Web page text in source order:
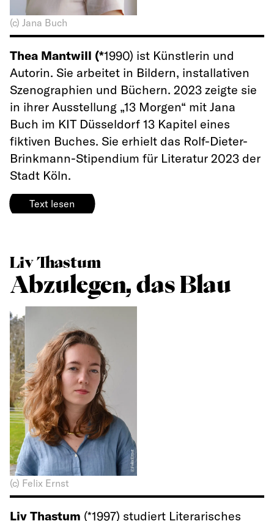
(c) Jana Buch
Thea Mantwill (*1990) ist Künstlerin und
Autorin. Sie arbeitet in Bildern, installativen
Szenographien und Büchern. 2023 zeigte sie
in ihrer Ausstellung „13 Morgen“ mit Jana
Buch im KIT Düsseldorf 13 Kapitel eines
fiktiven Buches. Sie erhielt das Rolf-Dieter-
Brinkmann-Stipendium für Literatur 2023 der
Stadt Köln.
Text lesen
Liv Thastum
Abzulegen, das Blau
(c) Felix Ernst
Liv Thastum (*1997) studiert Literarisches